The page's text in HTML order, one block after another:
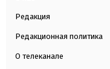
Редакция
Редакционная политика
О телеканале